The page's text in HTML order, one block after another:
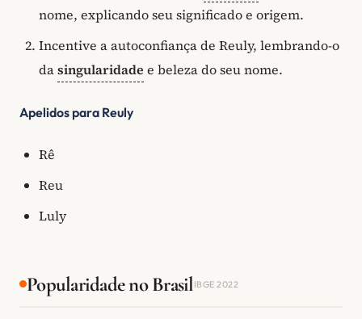
nome, explicando seu significado e origem.
Incentive a autoconfiança de Reuly, lembrando-o
dasingularidade e beleza do seu nome.
Apelidos para Reuly
Rê
Reu
Luly
Popularidade no BrasilIBGE 2022